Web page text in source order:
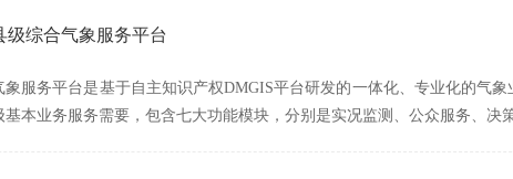
级综合气象服务平台
象服务平台是基于自主知识产权DMGIS平台研发的一体化、专业化的气
基本业务服务需要，包含七大功能模块，分别是实况监测、公众服务、决